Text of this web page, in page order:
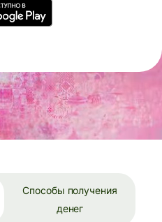
Способы получения
денег